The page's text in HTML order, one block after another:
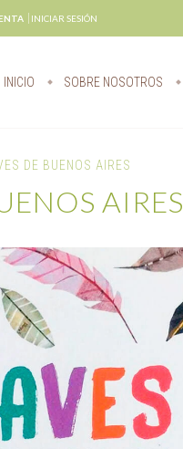
INICIAR SESIÓN
INICIO SOBRE NOSOTROS
DE BUENOS AIRES
AIRES